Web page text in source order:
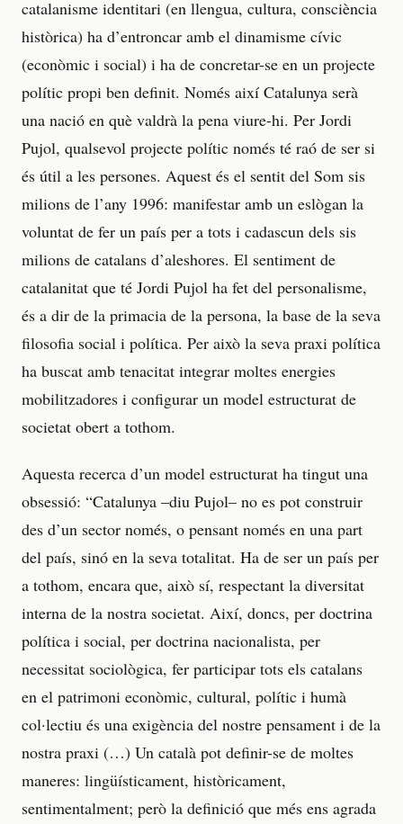
catalanisme identitari (en llengua, cultura, consciència
històrica) ha d’entroncar amb el dinamisme cívic
(econòmic i social) i ha de concretar-se en un projecte
polític propi ben definit. Només així Catalunya serà
una nació en què valdrà la pena viure-hi. Per Jordi
Pujol, qualsevol projecte polític només té raó de ser si
és útil a les persones. Aquest és el sentit del Som sis
milions de l’any 1996: manifestar amb un eslògan la
voluntat de fer un país per a tots i cadascun dels sis
milions de catalans d’aleshores. El sentiment de
catalanitat que té Jordi Pujol ha fet del personalisme,
és a dir de la primacia de la persona, la base de la seva
filosofia social i política. Per això la seva praxi política
ha buscat amb tenacitat integrar moltes energies
mobilitzadores i configurar un model estructurat de
societat obert a tothom.
Aquesta recerca d’un model estructurat ha tingut una
obsessió: “Catalunya –diu Pujol– no es pot construir
des d’un sector només, o pensant només en una part
del país, sinó en la seva totalitat. Ha de ser un país per
a tothom, encara que, això sí, respectant la diversitat
interna de la nostra societat. Així, doncs, per doctrina
política i social, per doctrina nacionalista, per
necessitat sociològica, fer participar tots els catalans
en el patrimoni econòmic, cultural, polític i humà
col·lectiu és una exigència del nostre pensament i de la
nostra praxi (…) Un català pot definir-se de moltes
maneres: lingüísticament, històricament,
sentimentalment; però la definició que més ens agrada